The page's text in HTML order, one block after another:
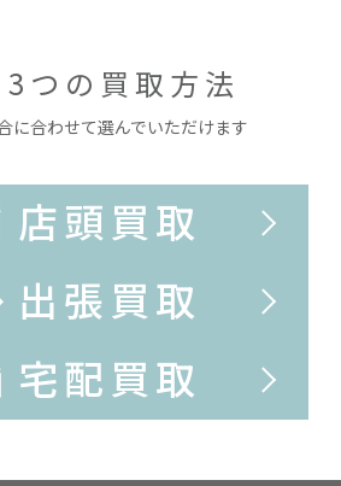
つの買取方法
に合わせて選んでいただけます
店頭買取
出張買取
宅配買取